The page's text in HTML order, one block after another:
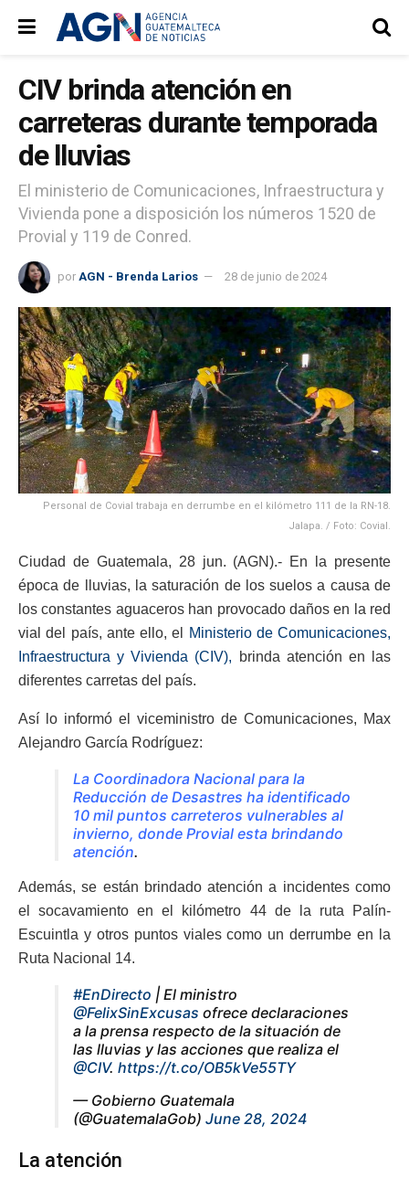
CIV brinda atención en
carreteras durante temporada
de lluvias
El ministerio de Comunicaciones, Infraestructura y
Vivienda pone a disposición los números 1520 de
Provial y 119 de Conred.
por AGN - Brenda Larios 28 de junio de 2024
Personal de Covial trabaja en derrumbe en el kilómetro 111 de la RN-18.
Jalapa. / Foto: Covial.
Ciudad de Guatemala, 28 jun. (AGN).- En la presente
época de lluvias, la saturación de los suelos a causa de
los constantes aguaceros han provocado daños en la red
vial del país, ante ello, el
Ministerio de Comunicaciones,
Infraestructura y Vivienda (CIV), brinda atención en las
diferentes carretas del país.
Así lo informó el viceministro de Comunicaciones, Max
Alejandro García Rodríguez:
La Coordinadora Nacional para la
Reducción de Desastres ha identificado
10 mil puntos carreteros vulnerables al
invierno, donde Provial esta brindando
atención.
Además, se están brindado atención a incidentes como
el socavamiento en el kilómetro 44 de la ruta Palín-
Escuintla y otros puntos viales como un derrumbe en la
Ruta Nacional 14.
#EnDirecto | El ministro
@FelixSinExcusas ofrece declaraciones
a la prensa respecto de la situación de
las lluvias y las acciones que realiza el
@CIV. https://t.co/OB5kVe55TY
— Gobierno Guatemala
(@GuatemalaGob) June 28, 2024
La atención